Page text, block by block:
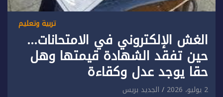
تربية وتعليم
الغش الإلكتروني في الامتحانات…
حين تفقد الشهادة قيمتها وهل
حقا يوجد عدل وكقاءة
2 يوليو، 2026 الجديد بريس